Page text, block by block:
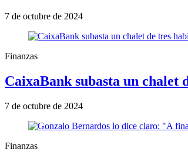
7 de octubre de 2024
Finanzas
CaixaBank subasta un chalet
7 de octubre de 2024
Finanzas